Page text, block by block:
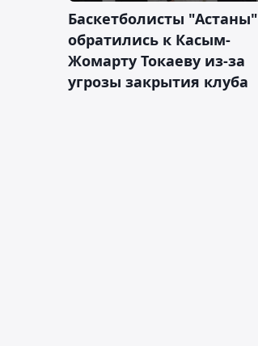
Баскетболисты "Астаны"
обратились к Касым-
Жомарту Токаеву из-за
угрозы закрытия клуба